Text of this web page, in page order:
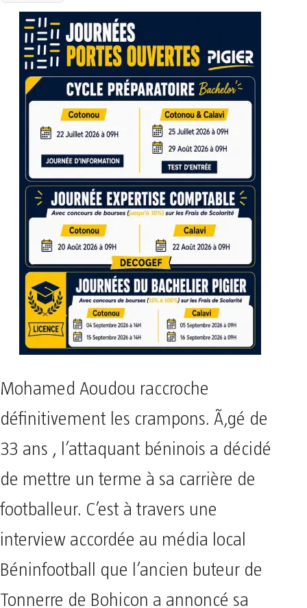
Mohamed Aoudou raccroche
définitivement les crampons. Ã‚gé de
33 ans , l’attaquant béninois a décidé
de mettre un terme à sa carrière de
footballeur. C’est à travers une
interview accordée au média local
Béninfootball que l’ancien buteur de
Tonnerre de Bohicon a annoncé sa